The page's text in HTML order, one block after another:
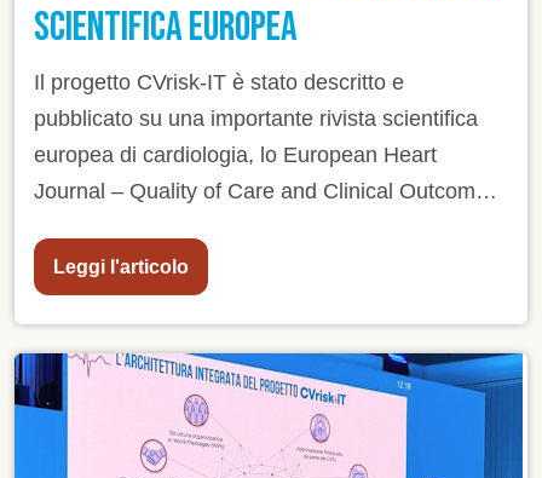
SCIENTIFICA EUROPEA
Il progetto CVrisk-IT è stato descritto e
pubblicato su una importante rivista scientifica
europea di cardiologia, lo European Heart
Journal – Quality of Care and Clinical Outcomes.
scientifico e l’affidabilità.
Leggi l'articolo